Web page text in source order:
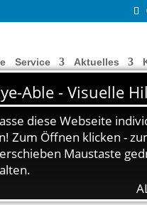
Service Aktuelles